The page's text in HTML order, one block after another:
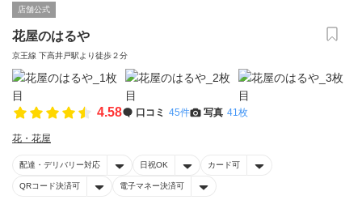
店舗公式
花屋のはるや
京王線 下高井戸駅より徒歩２分
4.58 口コミ 45件 写真 41枚
花・花屋
配達・デリバリー対応 日祝OK カード可
QRコード決済可 電子マネー決済可